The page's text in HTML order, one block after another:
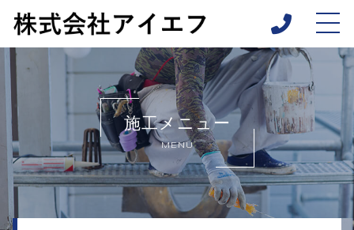
ホーム
私たちについて
キャンペーン
施工メニュー
施工実績
施工の流れ
施工メニュー
MENU